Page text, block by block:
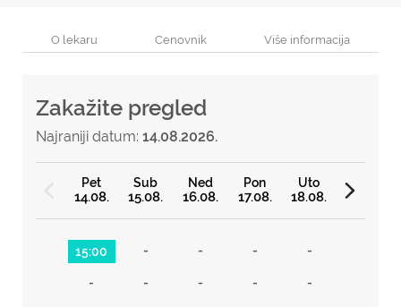
O lekaru Cenovnik Više informacija
Zakažite pregled
Najraniji datum: 14.08.2026.
Pet
14.08.
Sub
15.08.
Ned
16.08.
Pon
17.08.
Uto
18.08.
15:00
-
-
-
-
-
-
-
-
-